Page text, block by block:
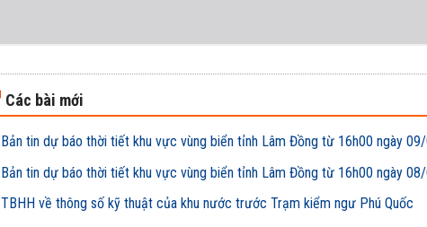
Các bài mới
Bản tin dự báo thời tiết khu vực vùng biển tỉnh Lâm Đồng từ 16h00 ngày
Bản tin dự báo thời tiết khu vực vùng biển tỉnh Lâm Đồng từ 16h00 ngày
TBHH về thông số kỹ thuật của khu nước trước Trạm kiểm ngư Phú Quốc